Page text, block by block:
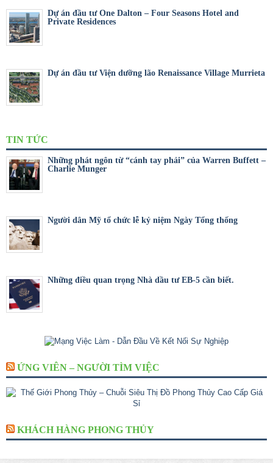
Dự án đầu tư One Dalton – Four Seasons Hotel and
Private Residences
Dự án đầu tư Viện dưỡng lão Renaissance Village Murrieta
TIN TỨC
Những phát ngôn từ “cánh tay phải” của Warren Buffett –
Charlie Munger
Người dân Mỹ tổ chức lễ kỷ niệm Ngày Tổng thống
Những điều quan trọng Nhà dầu tư EB-5 cần biết.
ỨNG VIÊN – NGƯỜI TÌM VIỆC
KHÁCH HÀNG PHONG THỦY